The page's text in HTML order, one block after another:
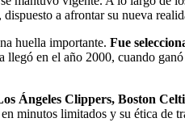
a afrontar su nueva
huella importante. Fue
llegó en el año 2000, cuando
Ángeles Clippers, Boston
minutos limitados y su ética de